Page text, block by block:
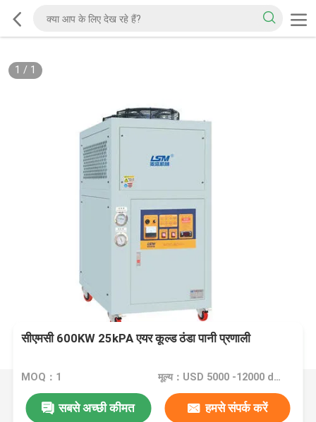
1 / 1
सीएमसी 600KW 25kPA एयर कूल्ड ठंडा पानी प्रणाली
MOQ：1 मूल्य：USD 5000 -12000 dollar
सबसे अच्छी कीमत हमसे संपर्क करें